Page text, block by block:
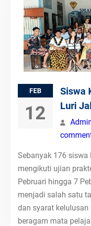
FEB
12
Siswa
Luri
Sebanyak 176 siswa
mengikuti ujian
Pebruari hingga 7
menjadi salah satu
dan syarat kelulusan
beragam mata